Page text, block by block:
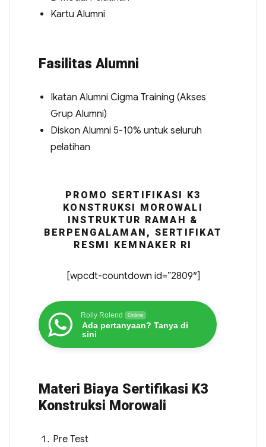
Kartu Alumni
Fasilitas Alumni
Ikatan Alumni Cigma Training (Akses
Grup Alumni)
Diskon Alumni 5-10% untuk seluruh
pelatihan
PROMO SERTIFIKASI K3
KONSTRUKSI MOROWALI
INSTRUKTUR RAMAH &
BERPENGALAMAN, SERTIFIKAT
RESMI KEMNAKER RI
[wpcdt-countdown id=”2809″]
Rolly Rolend Online
Ada pertanyaan? Tanya di
sini
Materi Biaya Sertifikasi K3
Konstruksi Morowali
Pre Test